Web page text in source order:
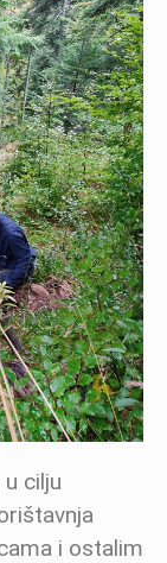
cilju
i ostalim